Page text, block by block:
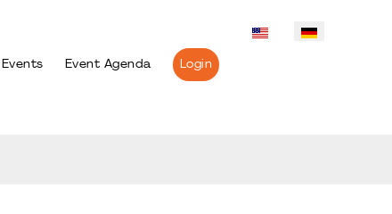
Events Event Agenda Login